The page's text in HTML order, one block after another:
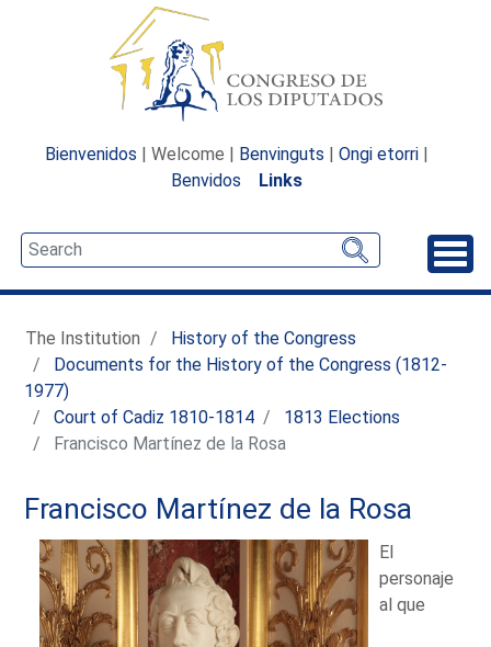
Bienvenidos | Welcome | Benvinguts | Ongi etorri |
Benvidos
Links
The Institution
History of the Congress
Documents for the History of the Congress (1812-
1977)
Court of Cadiz 1810-1814
1813 Elections
Francisco Martínez de la Rosa
Francisco Martínez de la Rosa
El
personaje
al que